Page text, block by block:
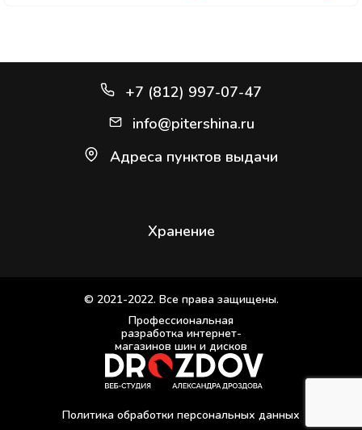
+7 (812) 997-07-47
info@pitershina.ru
Адреса пунктов выдачи
Хранение
© 2021-2022. Все права защищены.
Профессиональная
разработка интернет-
магазинов шин и дисков
Политика обработки персональных данных